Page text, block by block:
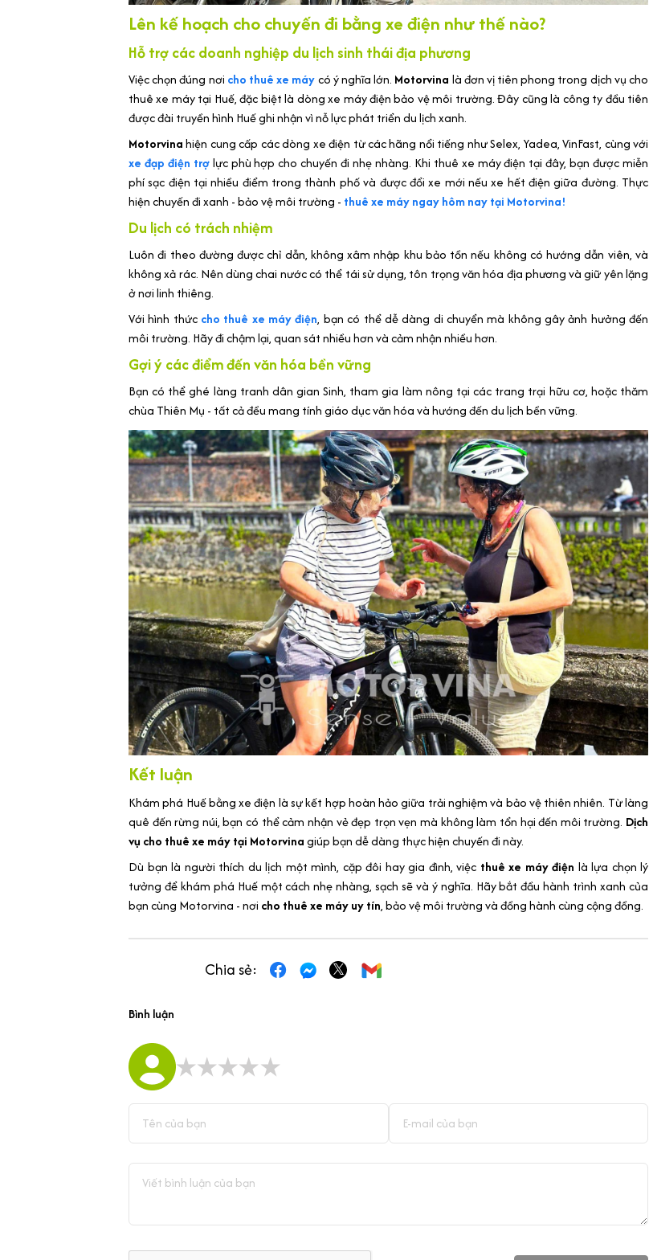
Lên kế hoạch cho chuyến đi bằng xe điện như thế nào?
Hỗ trợ các doanh nghiệp du lịch sinh thái địa phương
Việc chọn đúng nơi cho thuê xe máycó ý nghĩa lớn. Motorvina là đơn vị tiên phong trong dịch vụ cho
thuê xe máy tại Huế, đặc biệt là dòng xe máy điện bảo vệ môi trường. Đây cũng là công ty đầu tiên
được đài truyền hình Huế ghi nhận vì nỗ lực phát triển du lịch xanh.
Motorvinahiện cung cấp các dòng xe điện từ các hãng nổi tiếng như Selex, Yadea, VinFast, cùng với
xe đạp điện trợlực phù hợp cho chuyến đi nhẹ nhàng. Khi thuê xe máy điện tại đây, bạn được miễn
phí sạc điện tại nhiều điểm trong thành phố và được đổi xe mới nếu xe hết điện giữa đường. Thực
hiện chuyến đi xanh - bảo vệ môi trường - thuê xe máy ngay hôm nay tại Motorvina!
Du lịch có trách nhiệm
Luôn đi theo đường được chỉ dẫn, không xâm nhập khu bảo tồn nếu không có hướng dẫn viên, và
không xả rác. Nên dùng chai nước có thể tái sử dụng, tôn trọng văn hóa địa phương và giữ yên lặng
ở nơi linh thiêng.
Với hình thức cho thuê xe máy điện, bạn có thể dễ dàng di chuyển mà không gây ảnh hưởng đến
môi trường. Hãy đi chậm lại, quan sát nhiều hơn và cảm nhận nhiều hơn.
Gợi ý các điểm đến văn hóa bền vững
Bạn có thể ghé làng tranh dân gian Sinh, tham gia làm nông tại các trang trại hữu cơ, hoặc thăm
chùa Thiên Mụ - tất cả đều mang tính giáo dục văn hóa và hướng đến du lịch bền vững.
Kết luận
Khám phá Huế bằng xe điện là sự kết hợp hoàn hảo giữa trải nghiệm và bảo vệ thiên nhiên. Từ làng
quê đến rừng núi, bạn có thể cảm nhận vẻ đẹp trọn vẹn mà không làm tổn hại đến môi trường. Dịch
vụ cho thuê xe máy tại Motorvinagiúp bạn dễ dàng thực hiện chuyến đi này.
Dù bạn là người thích du lịch một mình, cặp đôi hay gia đình, việc thuê xe máy điện là lựa chọn lý
tưởng để khám phá Huế một cách nhẹ nhàng, sạch sẽ và ý nghĩa. Hãy bắt đầu hành trình xanh của
bạn cùng Motorvina - nơi cho thuê xe máy uy tín, bảo vệ môi trường và đồng hành cùng cộng đồng.
Chia sẻ:
Bình luận